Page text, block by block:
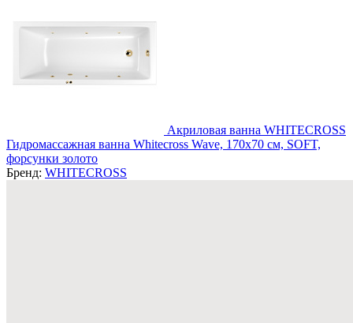
Акриловая ванна WHITECROSS
Гидромассажная ванна Whitecross Wave, 170x70 см, SOFT,
форсунки золото
Бренд: WHITECROSS